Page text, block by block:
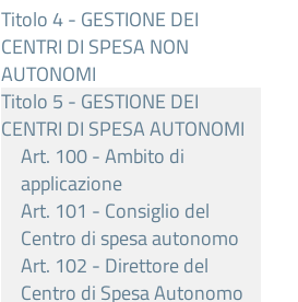
Titolo 4 - GESTIONE DEI
CENTRI DI SPESA NON
AUTONOMI
Titolo 5 - GESTIONE DEI
CENTRI DI SPESA AUTONOMI
Art. 100 - Ambito di
applicazione
Art. 101 - Consiglio del
Centro di spesa autonomo
Art. 102 - Direttore del
Centro di Spesa Autonomo